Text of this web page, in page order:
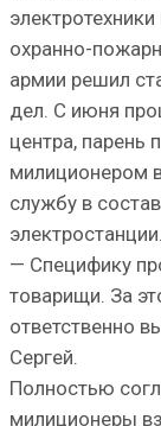
охранно-
армии решил
дел. С июня
центра, парень
милиционером
службу в
электростанции.
— Специфику
товарищи. За
ответственно
Сергей.
Полностью
милиционеры